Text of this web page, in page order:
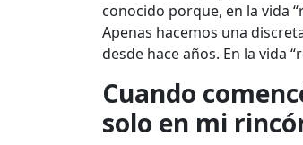
conocido porque, en la vida
Apenas hacemos una
desde hace años. En la vida
Cuando
solo en mi